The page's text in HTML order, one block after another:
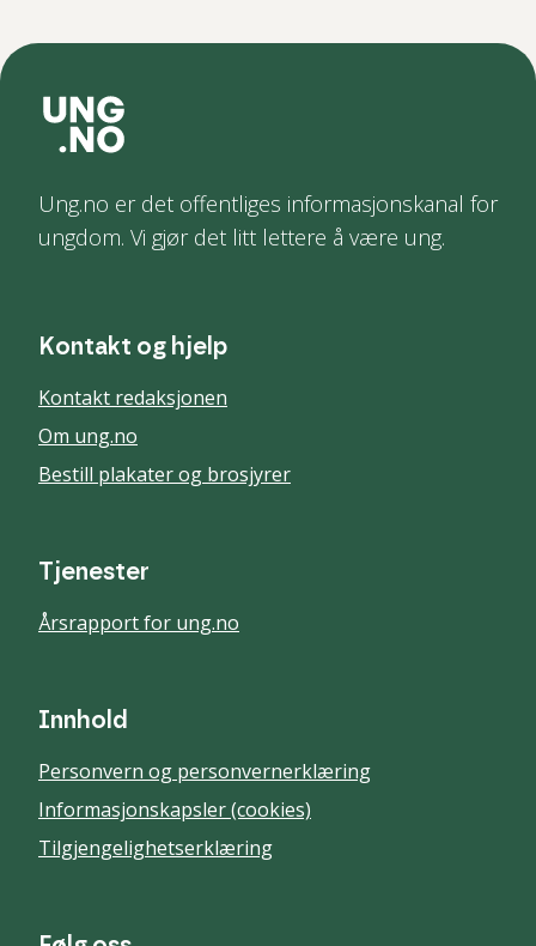
Ung.no er det offentliges informasjonskanal for
ungdom. Vi gjør det litt lettere å være ung.
Kontakt og hjelp
Kontakt redaksjonen
Om ung.no
Bestill plakater og brosjyrer
Tjenester
Årsrapport for ung.no
Innhold
Personvern og personvernerklæring
Informasjonskapsler (cookies)
Tilgjengelighetserklæring